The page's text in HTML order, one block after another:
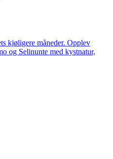
kjøligere måneder. Opplev
og Selinunte med kystnatur,